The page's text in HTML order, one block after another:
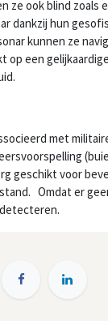
ze ook blind zoals
dankzij hun
kunnen ze
een gelijkaardige
met
geschikt voor
Omdat er
detecteren.